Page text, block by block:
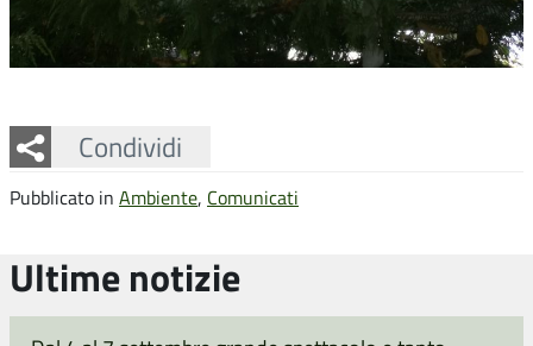
Condividi
Facebook
Twitter
Whatsapp
Pubblicato in Ambiente, Comunicati
Ultime notizie